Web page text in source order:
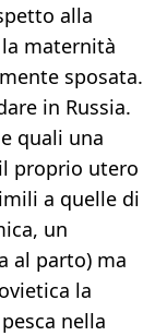
alla
maternità
sposata.
in Russia.
quali una
proprio utero
a quelle di
un
al parto) ma
la
nella